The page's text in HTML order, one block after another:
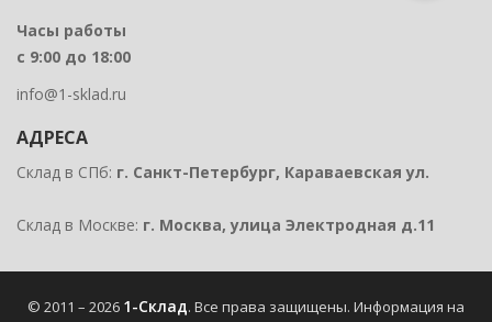
Часы работы
с 9:00 до 18:00
info@1-sklad.ru
АДРЕСА
Склад в СПб: г. Санкт-Петербург, Караваевская ул.
Склад в Москве: г. Москва, улица Электродная д.11
© 2011 – 2026 1-Склад. Все права защищены. Информация на